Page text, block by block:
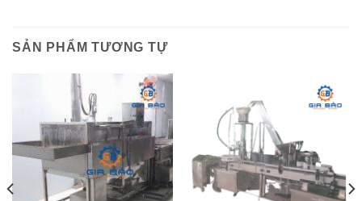
SẢN PHẨM TƯƠNG TỰ